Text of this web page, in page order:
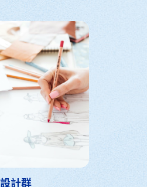
設計群